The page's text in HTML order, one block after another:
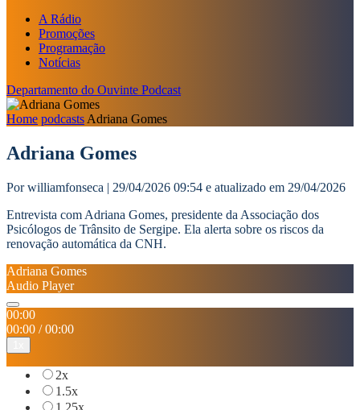
A Rádio
Promoções
Programação
Notícias
Departamento do Ouvinte Podcast
Home podcasts Adriana Gomes
Adriana Gomes
Por williamfonseca | 29/04/2026 09:54 e atualizado em 29/04/2026
Entrevista com Adriana Gomes, presidente da Associação dos
Psicólogos de Trânsito de Sergipe. Ela alerta sobre os riscos da
renovação automática da CNH.
Adriana Gomes
Audio Player
00:00
00:00 /00:00
2x
1.5x